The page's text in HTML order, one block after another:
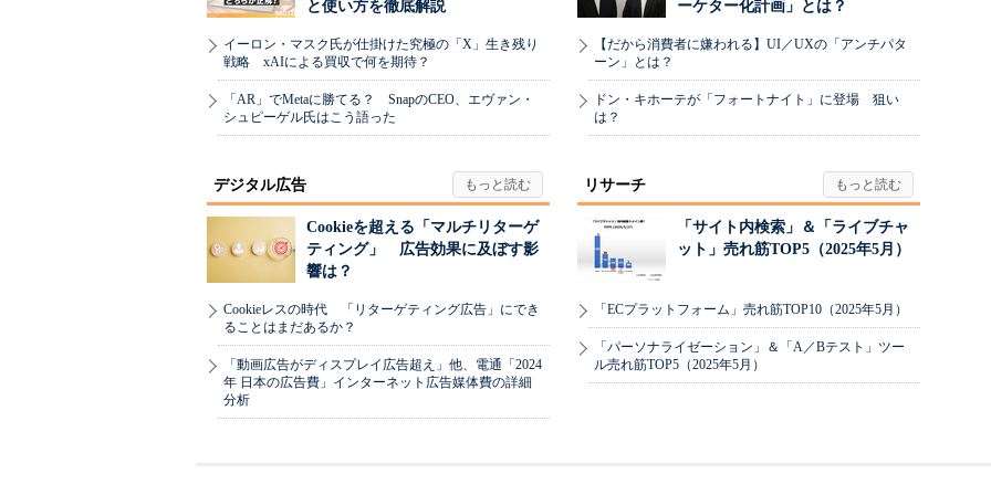
と使い方を徹底解説
イーロン・マスク氏が仕掛けた究極の「X」生き残り
戦略 xAIによる買収で何を期待？
「AR」でMetaに勝てる？ SnapのCEO、エヴァン・
シュピーゲル氏はこう語った
ーケター化計画」とは？
【だから消費者に嫌われる】UI／UXの「アンチパタ
ーン」とは？
ドン・キホーテが「フォートナイト」に登場 狙い
は？
デジタル広告
Cookieを超える「マルチリターゲ
ティング」 広告効果に及ぼす影
響は？
Cookieレスの時代 「リターゲティング広告」にでき
ることはまだあるか？
「動画広告がディスプレイ広告超え」他、電通「2024
年 日本の広告費」インターネット広告媒体費の詳細
分析
リサーチ
「サイト内検索」＆「ライブチャ
ット」売れ筋TOP5（2025年5月）
「ECプラットフォーム」売れ筋TOP10（2025年5月）
「パーソナライゼーション」＆「A／Bテスト」ツー
ル売れ筋TOP5（2025年5月）